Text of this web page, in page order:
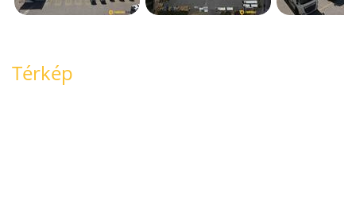
Térkép